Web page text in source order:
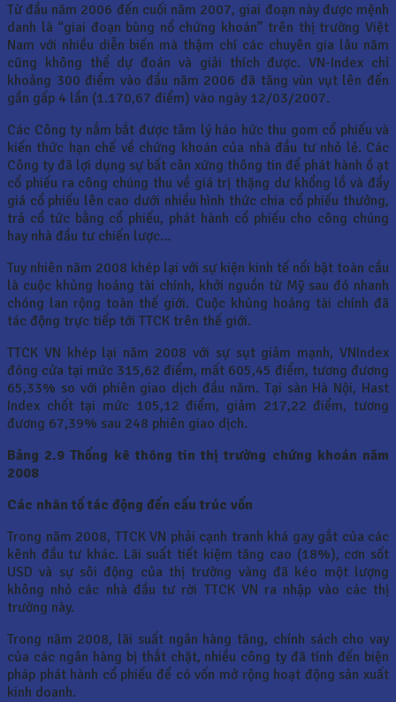
Từ đầu năm 2006 đến cuối năm 2007, giai đoạn này được mệnh
danh là “giai đoạn bùng nổ chứng khoán” trên thị trường Việt
Nam với nhiều diễn biến mà thậm chí các chuyên gia lâu năm
cũng không thể dự đoán và giải thích được. VN-Index chỉ
khoảng 300 điểm vào đầu năm 2006 đã tăng vùn vụt lên đến
gần gấp 4 lần (1.170,67 điểm) vào ngày 12/03/2007.
Các Công ty nắm bắt được tâm lý háo hức thu gom cổ phiếu và
kiến thức hạn chế về chứng khoán của nhà đầu tư nhỏ lẻ. Các
Công ty đã lợi dụng sự bất cân xứng thông tin để phát hành ồ ạt
cổ phiếu ra công chúng thu về giá trị thặng dư khổng lồ và đẩy
giá cổ phiếu lên cao dưới nhiều hình thức chia cổ phiếu thưởng,
trả cổ tức bằng cổ phiếu, phát hành cổ phiếu cho công chúng
hay nhà đầu tư chiến lược…
Tuy nhiên năm 2008 khép lại với sự kiện kinh tế nổi bật toàn cầu
là cuộc khủng hoảng tài chính, khởi nguồn từ Mỹ sau đó nhanh
chóng lan rộng toàn thế giới. Cuộc khủng hoảng tài chính đã
tác động trực tiếp tới TTCK trên thế giới.
TTCK VN khép lại năm 2008 với sự sụt giảm mạnh, VNIndex
đóng cửa tại mức 315,62 điểm, mất 605,45 điểm, tương đương
65,33% so với phiên giao dịch đầu năm. Tại sàn Hà Nội, Hast
Index chốt tại mức 105,12 điểm, giảm 217,22 điểm, tương
đương 67,39% sau 248 phiên giao dịch.
Bảng 2.9 Thống kê thông tin thị trường chứng khoán năm
2008
Các nhân tố tác động đến cấu trúc vốn
Trong năm 2008, TTCK VN phải cạnh tranh khá gay gắt của các
kênh đầu tư khác. Lãi suất tiết kiệm tăng cao (18%), cơn sốt
USD và sự sôi động của thị trường vàng đã kéo một lượng
không nhỏ các nhà đầu tư rời TTCK VN ra nhập vào các thị
trường này.
Trong năm 2008, lãi suất ngân hàng tăng, chính sách cho vay
của các ngân hàng bị thắt chặt, nhiều công ty đã tính đến biện
pháp phát hành cổ phiếu để có vốn mở rộng hoạt động sản xuất
kinh doanh.